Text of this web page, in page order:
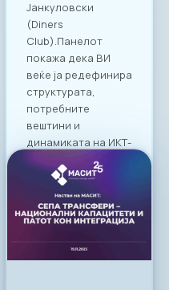
Македонија.
19. 03. 2026г.
Прочитај
повеќе